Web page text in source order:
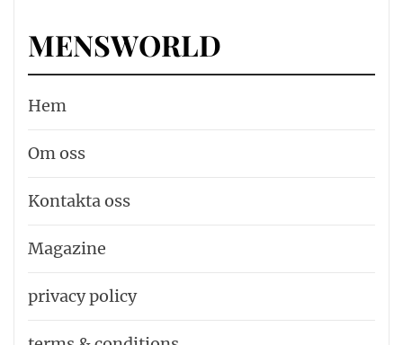
MENSWORLD
Hem
Om oss
Kontakta oss
Magazine
privacy policy